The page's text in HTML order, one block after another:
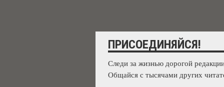
ПРИСОЕДИНЯЙСЯ!
Следи за жизнью дорогой
Общайся с тысячами других